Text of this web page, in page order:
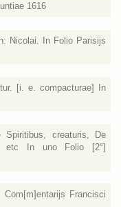
1616
Nicolai. In Folio Parisijs
[i. e. compacturae] In
creaturis, De
etc In uno Folio [2°]
Francisci